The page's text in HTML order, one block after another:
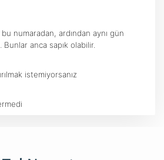
numaradan, ardından aynı gün
anca sapık olabilir.
istemiyorsanız